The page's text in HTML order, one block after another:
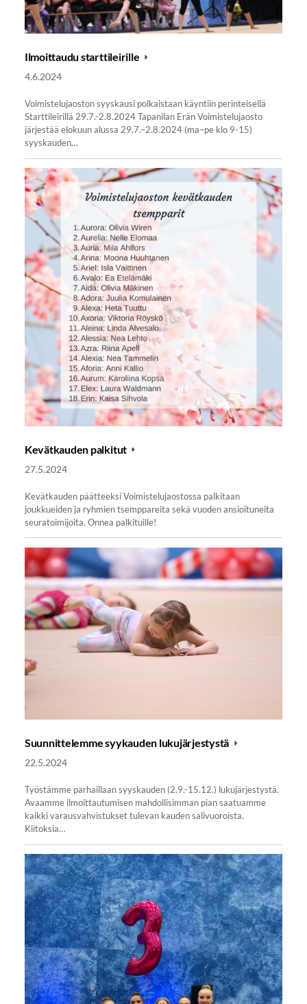
Ilmoittaudu starttileirille
4.6.2024
Voimistelujaoston syyskausi polkaistaan käyntiin perinteisellä
Starttileirillä 29.7.-2.8.2024 Tapanilan Erän Voimistelujaosto
järjestää elokuun alussa 29.7.–2.8.2024 (ma–pe klo 9-15)
syyskauden…
Kevätkauden palkitut
27.5.2024
Kevätkauden päätteeksi Voimistelujaostossa palkitaan
joukkueiden ja ryhmien tsemppareita sekä vuoden ansioituneita
seuratoimijoita. Onnea palkituille!
Suunnittelemme syykauden lukujärjestystä
22.5.2024
Työstämme parhaillaan syyskauden (2.9.-15.12.) lukujärjestystä.
Avaamme ilmoittautumisen mahdollisimman pian saatuamme
kaikki varausvahvistukset tulevan kauden salivuoroista.
Kiitoksia…